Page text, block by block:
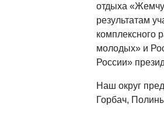
отдыха
результатам
комплексного
молодых» и
России»
Наш округ
Горбач,